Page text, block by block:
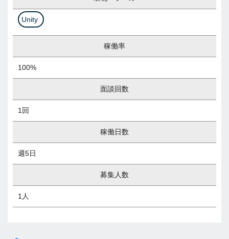
Unity
稼働率
100%
面談回数
1回
稼働日数
週5日
募集人数
1人